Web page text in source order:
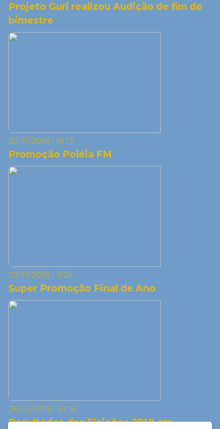
Projeto Guri realizou Audição de fim de
bimestre
30/11/2018 • 18:13
Promoção Poléia FM
29/11/2018 • 11:24
Super Promoção Final de Ano
28/10/2018 • 21:16
Resultados das Eleições 2018 em